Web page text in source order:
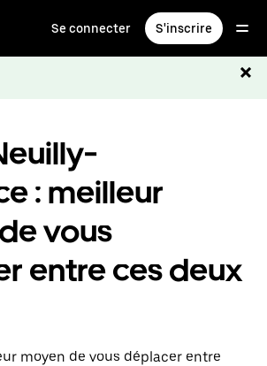
Se connecter S'inscrire
: meilleur
vous
entre ces deux
moyen de vous déplacer entre